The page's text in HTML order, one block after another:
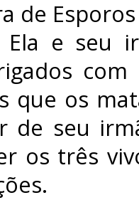
de
e seu
que os
de seu
os três